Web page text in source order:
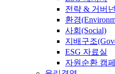
전략 & 거버
환경
사회(Social)
지배구조
ESG 자료실
자원순환 캠